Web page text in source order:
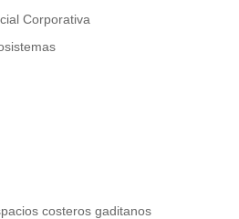
Corporativa
costeros gaditanos